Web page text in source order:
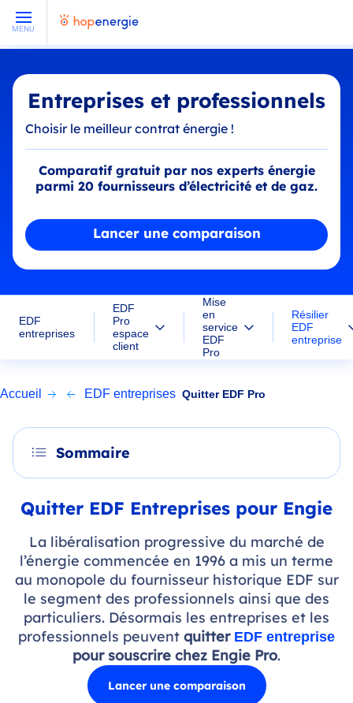
MENU
Entreprises et professionnels
Choisir le meilleur contrat énergie !
Comparatif gratuit par nos experts énergie
parmi 20 fournisseurs d’électricité et de gaz.
Lancer une comparaison
EDF
entreprises
EDF
Pro
espace
client
Mise
en
service
EDF
Pro
Résilier
EDF
entreprise
Accueil EDF entreprises Quitter EDF Pro
Sommaire
Quitter EDF Entreprises pour Engie
La libéralisation progressive du marché de
l’énergie commencée en 1996 a mis un terme
au monopole du fournisseur historique EDF sur
le segment des professionnels ainsi que des
particuliers. Désormais les entreprises et les
professionnels peuvent quitter EDF entreprise
pour souscrire chez Engie Pro.
Lancer une comparaison